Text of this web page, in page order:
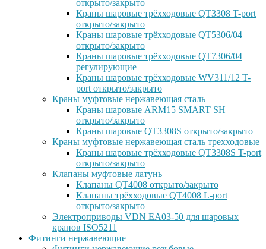
открыто/закрыто
Краны шаровые трёхходовые QT3308 T-port
открыто/закрыто
Краны шаровые трёхходовые QT5306/04
открыто/закрыто
Краны шаровые трёхходовые QT7306/04
регулирующие
Краны шаровые трёхходовые WV311/12 T-
port открыто/закрыто
Краны муфтовые нержавеющая сталь
Краны шаровые ARM15 SMART SH
открыто/закрыто
Краны шаровые QT3308S открыто/закрыто
Краны муфтовые нержавеющая сталь трехходовые
Краны шаровые трёхходовые QT3308S T-port
открыто/закрыто
Клапаны муфтовые латунь
Клапаны QT4008 открыто/закрыто
Клапаны трёхходовые QT4008 L-port
открыто/закрыто
Электроприводы VDN EA03-50 для шаровых
кранов ISO5211
Фитинги нержавеющие